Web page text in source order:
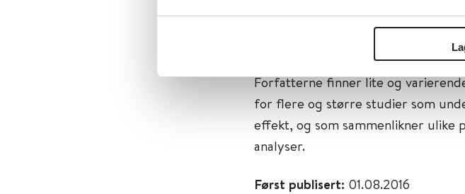
I tillegg rapporterer oversikten
forbedring i samspillet mellom
som viser mindre negativ atferd
Forfatterne finner lite og
for flere og større studier som
effekt, og som sammenlikner ulike
analyser.
Først publisert: 01.08.2016